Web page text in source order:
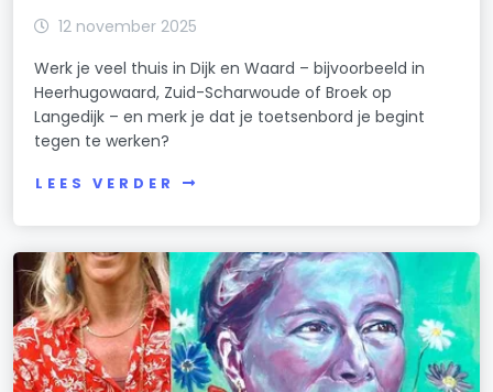
12 november 2025
Werk je veel thuis in Dijk en Waard – bijvoorbeeld in
Heerhugowaard, Zuid-Scharwoude of Broek op
Langedijk – en merk je dat je toetsenbord je begint
tegen te werken?
LEES VERDER